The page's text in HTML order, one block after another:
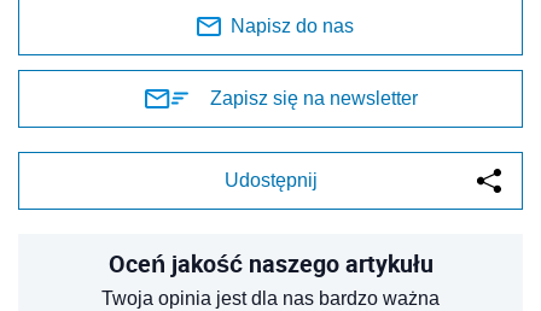
Napisz do nas
Zapisz się na newsletter
Udostępnij
Oceń jakość naszego artykułu
Twoja opinia jest dla nas bardzo ważna